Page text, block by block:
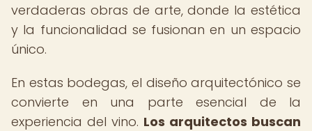
verdaderas obras de arte, donde la estética
y la funcionalidad se fusionan en un espacio
único.
En estas bodegas, el diseño arquitectónico se
convierte en una parte esencial de la
experiencia del vino. Los arquitectos buscan